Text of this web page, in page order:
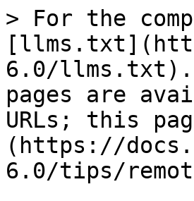
> For the
6.0/llms.txt).
pages are
URLs; this
(https://
6.0/tips/